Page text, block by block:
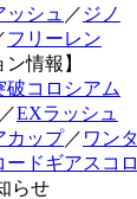
ッシュ ／ ジノ
フリーレン
情報】
破コロシアム
／EXラッシュ
カップ／ ワン
ードギアスコ
らせ